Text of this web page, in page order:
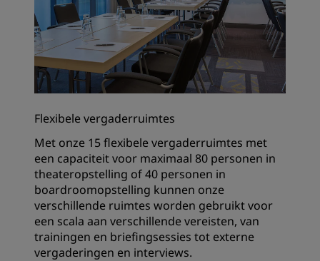
Flexibele vergaderruimtes
Met onze 15 flexibele vergaderruimtes met
een capaciteit voor maximaal 80 personen in
theateropstelling of 40 personen in
boardroomopstelling kunnen onze
verschillende ruimtes worden gebruikt voor
een scala aan verschillende vereisten, van
trainingen en briefingsessies tot externe
vergaderingen en interviews.